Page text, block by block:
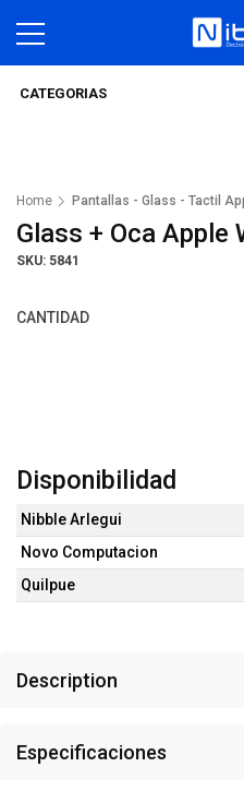
CATEGORIAS
Home Pantallas - Glass - Tactil
Glass + Oca Apple
SKU: 5841
CANTIDAD
Disponibilidad
Nibble Arlegui
Novo Computacion
Quilpue
Description
Especificaciones